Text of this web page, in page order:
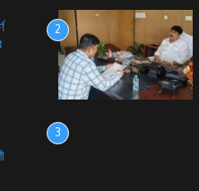
2
3